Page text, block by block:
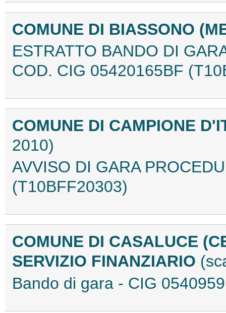
COMUNE DI BIASSONO
ESTRATTO BANDO DI
COD. CIG 05420165BF
COMUNE DI CAMPIONE
2010)
AVVISO DI GARA
(T10BFF20303)
COMUNE DI CASALUCE
SERVIZIO FINANZIARIO
Bando di gara - CIG